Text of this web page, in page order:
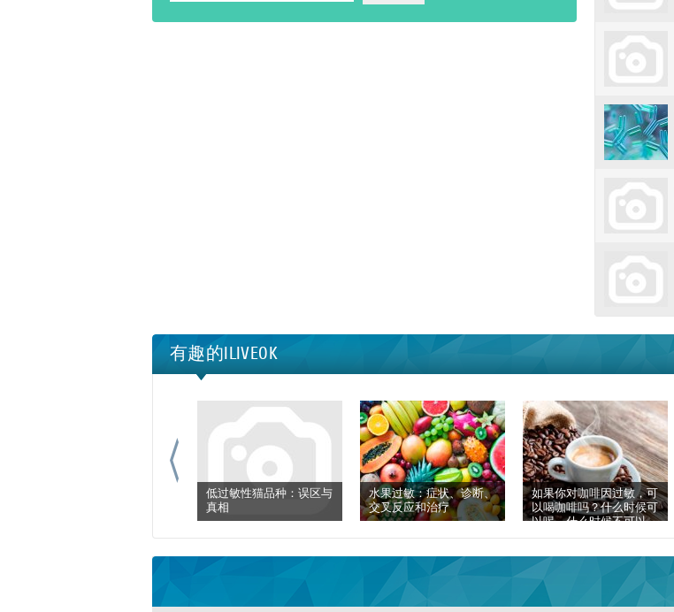
有趣的ILIVEOK
低过敏性猫品种：误区与
真相
水果过敏：症状、诊断、
交叉反应和治疗
如果你对咖啡因过敏，可
以喝咖啡吗？什么时候可
以喝，什么时候不可以
喝，以及如何了解过敏反